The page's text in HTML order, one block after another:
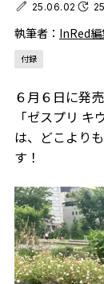
25.06.02
執筆者： InRed編
付録
６月６日に発
「ゼスプリ
は、どこより
す！